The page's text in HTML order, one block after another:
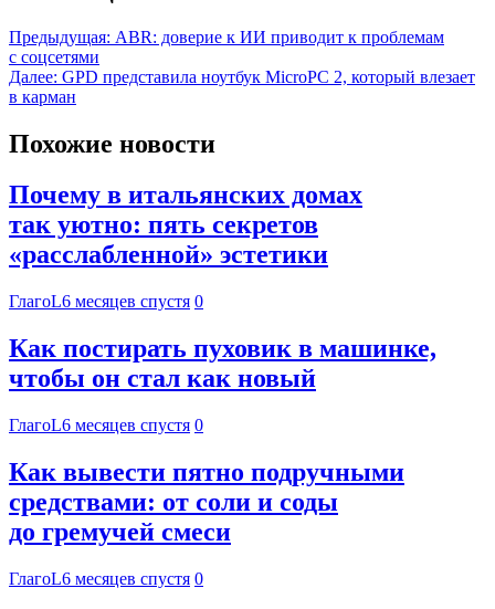
Предыдущая: ABR: доверие к ИИ приводит к проблемам
с соцсетями
Далее: GPD представила ноутбук MicroPC 2, который влезает
в карман
Похожие новости
Почему в итальянских домах
так уютно: пять секретов
«расслабленной» эстетики
ГлагоL6 месяцев спустя 0
Как постирать пуховик в машинке,
чтобы он стал как новый
ГлагоL6 месяцев спустя 0
Как вывести пятно подручными
средствами: от соли и соды
до гремучей смеси
ГлагоL6 месяцев спустя 0